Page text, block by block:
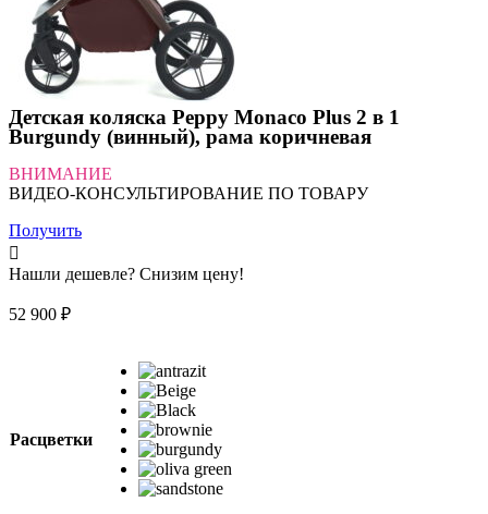
Детская коляска Peppy Monaco Plus 2 в 1
Burgundy (винный), рама коричневая
ВНИМАНИЕ
ВИДЕО-КОНСУЛЬТИРОВАНИЕ ПО ТОВАРУ
Получить
Нашли дешевле? Снизим цену!
52 900 ₽
Расцветки